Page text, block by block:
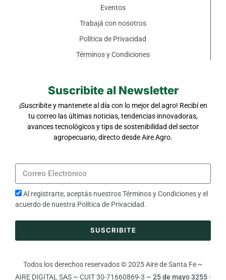
Eventos
Trabajá con nosotros
Política de Privacidad
Términos y Condiciones
Suscribite al Newsletter
¡Suscribite y mantenete al día con lo mejor del agro! Recibí en
tu correo las últimas noticias, tendencias innovadoras,
avances tecnológicos y tips de sostenibilidad del sector
agropecuario, directo desde Aire Agro.
Al registrarte, aceptás nuestrosTérminos y Condicionesy el
acuerdo de nuestra Política de Privacidad.
SUSCRIBITE
Todos los derechos reservados © 2025 Aire de Santa Fe ~
AIRE DIGITAL SAS ~ CUIT 30-71660869-3 ~ 25 de mayo 3255 ·